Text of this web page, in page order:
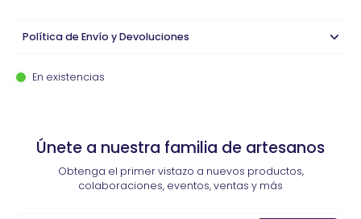
Política de Envío y Devoluciones
En existencias
Únete a nuestra familia de artesanos
Obtenga el primer vistazo a nuevos productos,
colaboraciones, eventos, ventas y más